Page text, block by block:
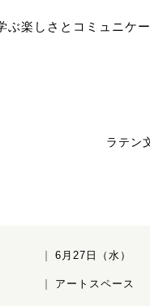
ぶ楽しさとコミュニケ
ラテン
6月27日（水）
アートスペース